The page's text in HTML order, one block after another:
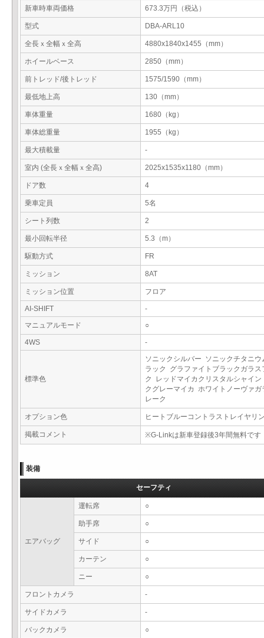
新車時車両価格 673.3万円（税込）
型式 DBA-ARL10
全長ｘ全幅ｘ全高 4880x1840x1455（mm）
ホイールベース 2850（mm）
前トレッド/後トレッド 1575/1590（mm）
最低地上高 130（mm）
車体重量 1680（kg）
車体総重量 1955（kg）
最大積載量 -
室内 (全長ｘ全幅ｘ全高) 2025x1535x1180（mm）
ドア数 4
乗車定員 5名
シート列数 2
最小回転半径 5.3（m）
駆動方式 FR
ミッション 8AT
ミッション位置 フロア
AI-SHIFT
-
マニュアルモード
○
4WS -
標準色
ソニックシルバー ソニックチタニ
ラック グラファイトブラックガラス
ク レッドマイカクリスタルシャイ
クグレーマイカ ホワイトノーヴァガ
レーク
オプション色 ヒートブルーコントラストレイヤリ
掲載コメント ※G-Linkは新車登録後3年間無料です
装備
セーフティ
エアバッグ
運転席 ○
助手席 ○
サイド ○
カーテン ○
ニー ○
フロントカメラ -
サイドカメラ -
バックカメラ ○